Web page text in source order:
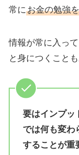
常にお金の勉強
情報が常に入っ
と身につくことも
要はインプッ
では何も変わ
することが重